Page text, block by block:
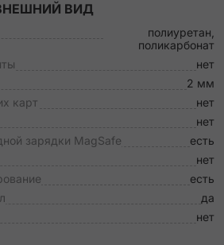
ВИД
полиуретан,
поликарбонат
нет
2 мм
карт
нет
нет
зарядки MagSafe
есть
нет
есть
да
нет